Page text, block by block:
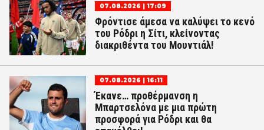
07.08.2026 | 17:09
Φρόντισε άμεσα να καλύψει το κενό
του Ρόδρι η Σίτι, κλείνοντας
διακριθέντα του Μουντιάλ!
07.08.2026 | 16:11
Έκανε… προθέρμανση η
Μπαρτσελόνα με μια πρώτη
προσφορά για Ρόδρι και θα